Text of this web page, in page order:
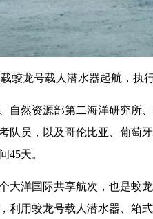
蛟龙号载人潜水器起航，执
自然资源部第二海洋研究所
队员，以及哥伦比亚、葡萄
45天。
大洋国际共享航次，也是
利用蛟龙号载人潜水器、箱